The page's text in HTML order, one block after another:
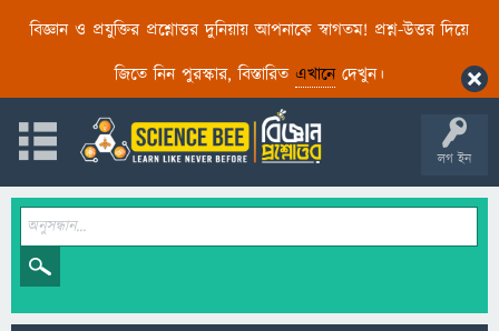
বিজ্ঞান ও প্রযুক্তির প্রশ্নোত্তর দুনিয়ায় আপনাকে স্বাগতম! প্রশ্ন-উত্তর দিয়ে
জিতে নিন পুরস্কার, বিস্তারিত এখানেদেখুন।
লগ ইন